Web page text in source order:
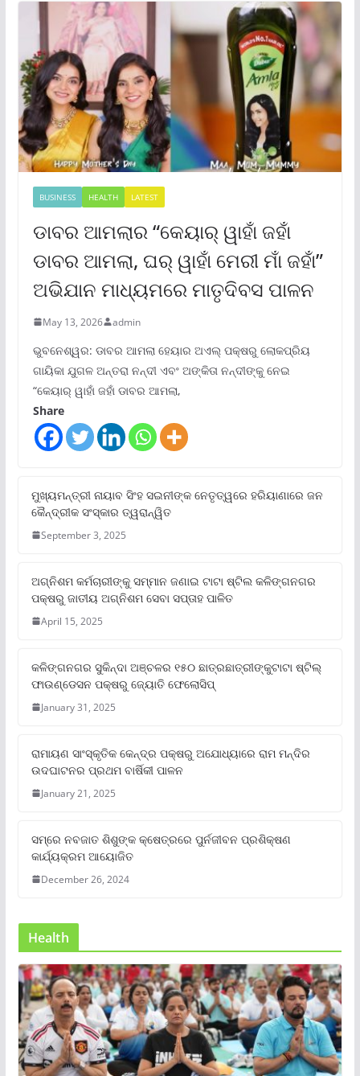
BUSINESS HEALTH LATEST
ଡାବର ଆମଲାର “କେୟାର୍ ୱାହାଁ ଜହାଁ
ଡାବର ଆମଲା, ଘର୍ ୱାହାଁ ମେରୀ ମାଁ ଜହାଁ”
ଅଭିଯାନ ମାଧ୍ୟମରେ ମାତୃଦିବସ ପାଳନ
May 13, 2026 admin
ଭୁବନେଶ୍ୱର: ଡାବର ଆମଲା ହେୟାର ଅଏଲ୍ ପକ୍ଷରୁ ଲୋକପ୍ରିୟ
ଗାୟିକା ଯୁଗଳ ଅନ୍ତରା ନନ୍ଦୀ ଏବଂ ଅଙ୍କିତା ନନ୍ଦୀଙ୍କୁ ନେଇ
“କେୟାର୍ ୱାହାଁ ଜହାଁ ଡାବର ଆମଲା,
Share
ମୁଖ୍ୟମନ୍ତ୍ରୀ ନାୟାବ ସିଂହ ସଇନୀଙ୍କ ନେତୃତ୍ୱରେ ହରିୟାଣାରେ ଜନ
କୈନ୍ଦ୍ରୀକ ସଂସ୍କାର ତ୍ୱରାନ୍ୱିତ
September 3, 2025
ଅଗ୍ନିଶମ କର୍ମଚାରୀଙ୍କୁ ସମ୍ମାନ ଜଣାଇ ଟାଟା ଷ୍ଟିଲ କଳିଙ୍ଗନଗର
ପକ୍ଷରୁ ଜାତୀୟ ଅଗ୍ନିଶମ ସେବା ସପ୍ତାହ ପାଳିତ
April 15, 2025
କଳିଙ୍ଗନଗର ସୁକିନ୍ଦା ଅଞ୍ଚଳର ୧୫୦ ଛାତ୍ରଛାତ୍ରୀଙ୍କୁଟାଟା ଷ୍ଟିଲ୍
ଫାଉଣ୍ଡେସନ ପକ୍ଷରୁ ଜ୍ୟୋତି ଫେଲୋସିପ୍‌
January 31, 2025
ରାମାୟଣ ସାଂସ୍କୃତିକ କେନ୍ଦ୍ର ପକ୍ଷରୁ ଅଯୋଧ୍ୟାରେ ରାମ ମନ୍ଦିର
ଉଦଘାଟନର ପ୍ରଥମ ବାର୍ଷିକୀ ପାଳନ
January 21, 2025
ସମ୍‌ରେ ନବଜାତ ଶିଶୁଙ୍କ କ୍ଷେତ୍ରରେ ପୁର୍ନଜୀବନ ପ୍ରଶିକ୍ଷଣ
କାର୍ଯ୍ୟକ୍ରମ ଆୟୋଜିତ
December 26, 2024
Health